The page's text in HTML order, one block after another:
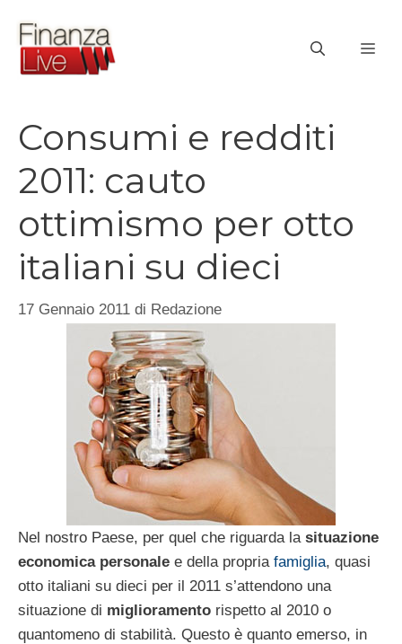
contenuto
Consumi e redditi
2011: cauto
ottimismo per otto
italiani su dieci
17 Gennaio 2011 di Redazione
Nel nostro Paese, per quel che riguarda la situazione
economica personale e della propria famiglia, quasi
otto italiani su dieci per il 2011 s’attendono una
situazione di miglioramento rispetto al 2010 o
quantomeno di stabilità. Questo è quanto emerso, in